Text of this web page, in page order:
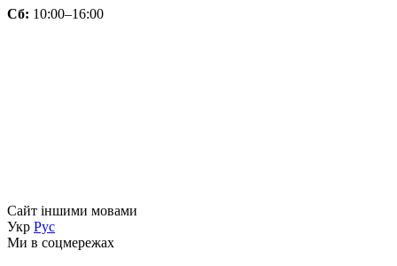
Сб: 10:00–16:00
Сайт іншими мовами
Укр Рус
Ми в соцмережах